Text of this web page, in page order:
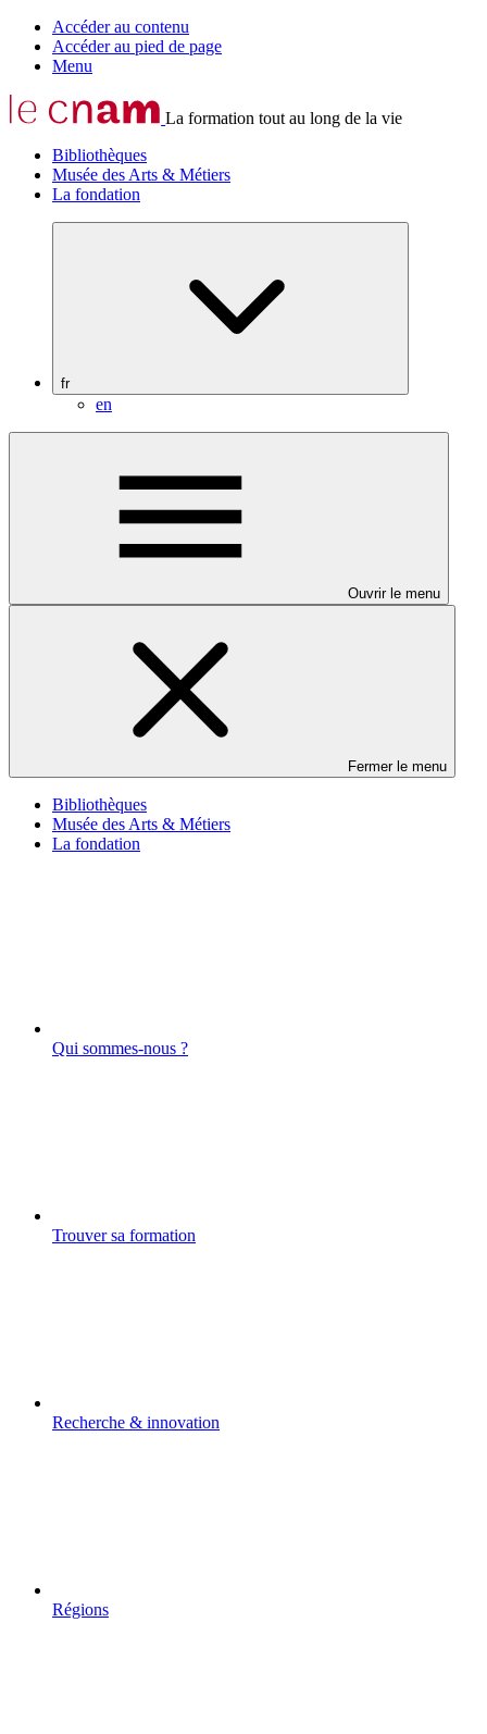
Accéder au contenu
Accéder au pied de page
Menu
La formation tout au long de la vie
Bibliothèques
Musée des Arts & Métiers
La fondation
fr
en
Ouvrir le menu
Fermer le menu
Bibliothèques
Musée des Arts & Métiers
La fondation
Qui sommes-nous ?
Trouver sa formation
Recherche & innovation
Régions